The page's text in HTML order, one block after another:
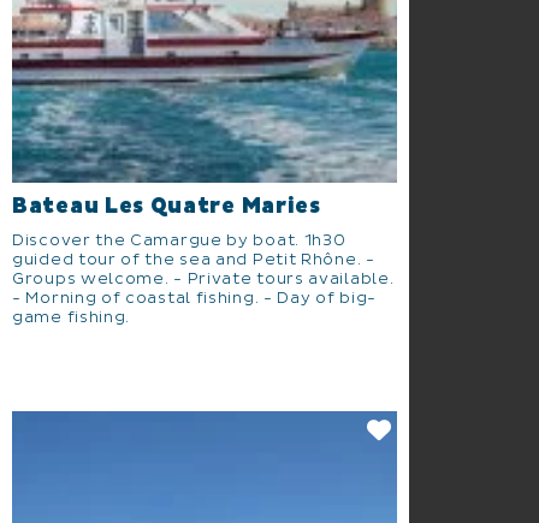
Bateau Les Quatre Maries
Discover the Camargue by boat. 1h30
guided tour of the sea and Petit Rhône. -
Groups welcome. - Private tours available.
- Morning of coastal fishing. - Day of big-
game fishing.